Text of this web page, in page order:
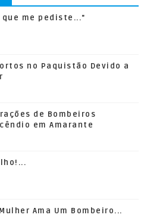
me pediste..."
no Paquistão Devido a
de Bombeiros
em Amarante
Ama Um Bombeiro...